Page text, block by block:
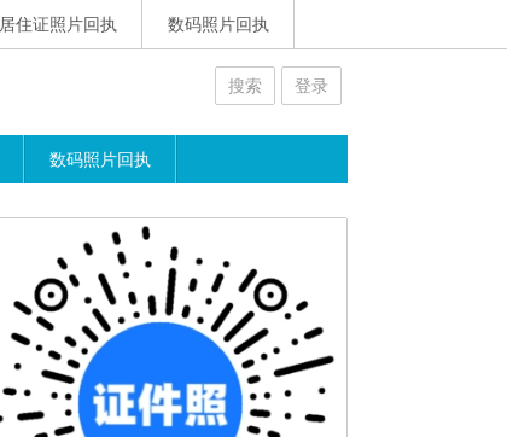
居住证照片回执 数码照片回执
搜索 登录
数码照片回执